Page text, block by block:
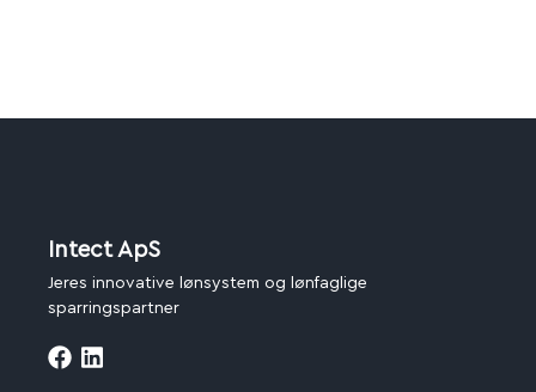
Intect ApS
Jeres innovative lønsystem og lønfaglige
sparringspartner